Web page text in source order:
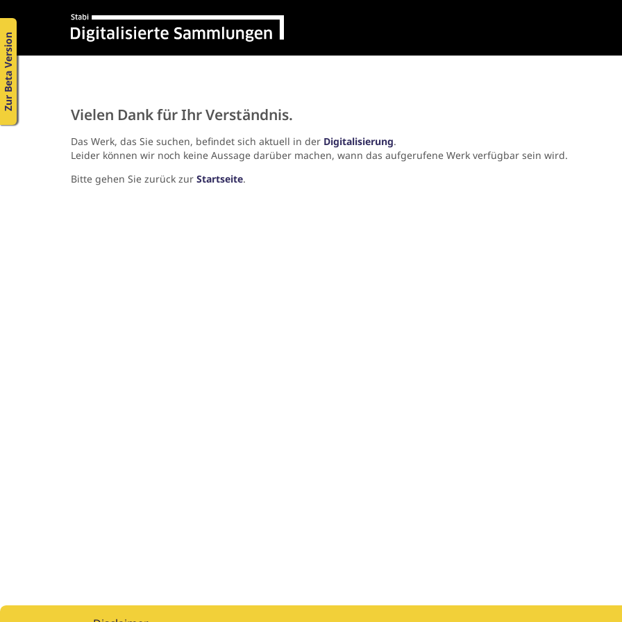
Zur Beta Version
Vielen Dank für Ihr Verständnis.
Das Werk, das Sie suchen, befindet sich aktuell in der Digitalisierung.
Leider können wir noch keine Aussage darüber machen, wann das aufgerufene Werk verfügbar sein wird.
Bitte gehen Sie zurück zur Startseite.